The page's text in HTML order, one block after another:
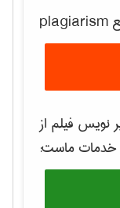
نویس فیلم از
خدمات ماست: